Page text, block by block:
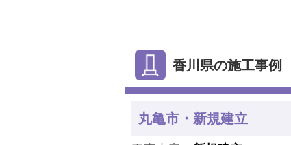
香川県の施工事例
丸亀市・新規建立